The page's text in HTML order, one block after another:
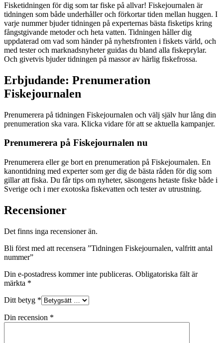
Fisketidningen för dig som tar fiske på allvar! Fiskejournalen är
tidningen som både underhåller och förkortar tiden mellan huggen. I
varje nummer bjuder tidningen på experternas bästa fisketips kring
fångstgivande metoder och heta vatten. Tidningen håller dig
uppdaterad om vad som händer på nyhetsfronten i fiskets värld, och
med tester och marknadsnyheter guidas du bland alla fiskeprylar.
Och givetvis bjuder tidningen på massor av härlig fiskefrossa.
Erbjudande: Prenumeration
Fiskejournalen
Prenumerera på tidningen Fiskejournalen och välj själv hur lång din
prenumeration ska vara. Klicka vidare för att se aktuella kampanjer.
Prenumerera på Fiskejournalen nu
Prenumerera eller ge bort en prenumeration på Fiskejournalen. En
kanontidning med experter som ger dig de bästa råden för dig som
gillar att fiska. Du får tips om nyheter, säsongens hetaste fiske både i
Sverige och i mer exotoska fiskevatten och tester av utrustning.
Recensioner
Det finns inga recensioner än.
Bli först med att recensera ”Tidningen Fiskejournalen, valfritt antal
nummer”
Din e-postadress kommer inte publiceras. Obligatoriska fält är
märkta *
Ditt betyg *
Din recension *